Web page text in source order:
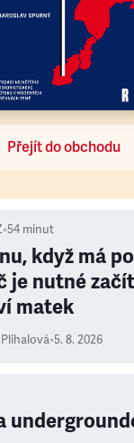
Přejít do obchodu
•54 minut
když má
je nutné
matek
•5. 8. 2026